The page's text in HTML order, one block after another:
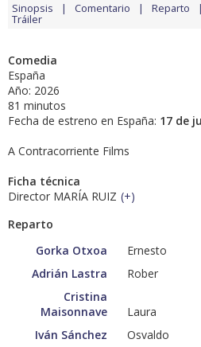
Sinopsis Comentario Reparto
Tráiler
Comedia
España
Año: 2026
81 minutos
Fecha de estreno en España: 17 de
A Contracorriente Films
Ficha técnica
Director MARÍA RUIZ (+)
Reparto
Gorka Otxoa
Ernesto
Adrián Lastra
Rober
Cristina
Maisonnave
Laura
Iván Sánchez
Osvaldo